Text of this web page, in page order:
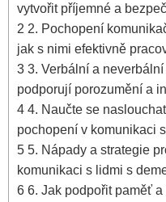
vytvořit příjemné a
2 2. Pochopení
jak s nimi efektivně
3 3. Verbální a
podporují porozumění a
4 4. Naučte se
pochopení v komunikaci
5 5. Nápady a strategie
komunikaci s lidmi s
6 6. Jak podpořit paměť